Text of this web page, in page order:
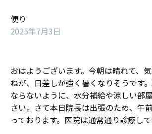
便り
2025年7月3日
おはようございます。今朝は晴れて、
ねが、日差しが強く暑くなりそうです
ならないように、水分補給や涼しい部
さい。さて本日院長は出張のため、午
っております。医院は通常通り診療して